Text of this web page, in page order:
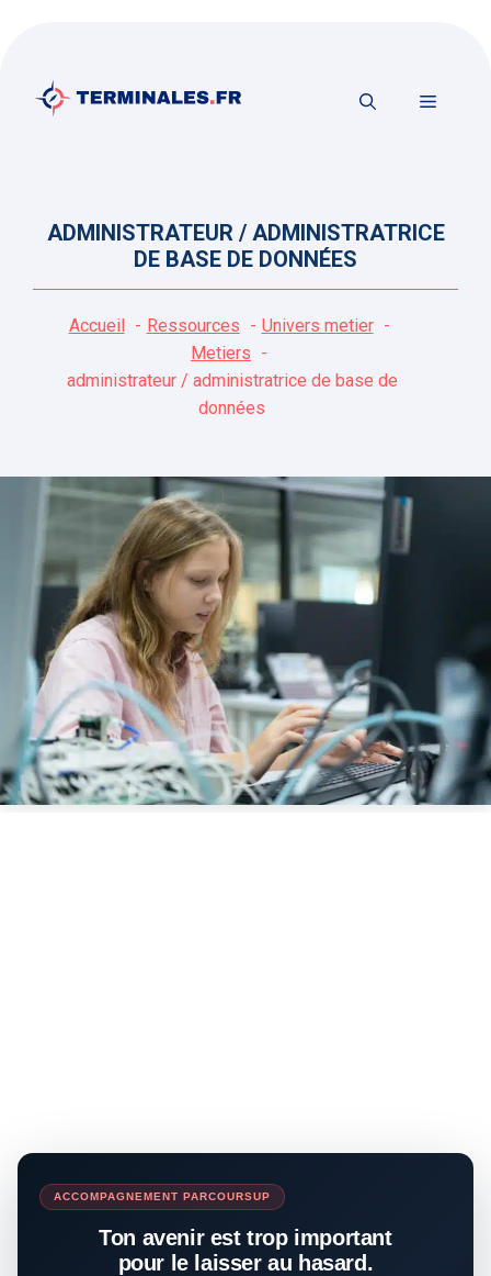
contenu
MENU
ADMINISTRATEUR / ADMINISTRATRICE
DE BASE DE DONNÉES
Accueil Ressources
Univers metier
Metiers
administrateur / administratrice de base de
données
ACCOMPAGNEMENT PARCOURSUP
Ton avenir est trop important
pour le laisser au hasard.